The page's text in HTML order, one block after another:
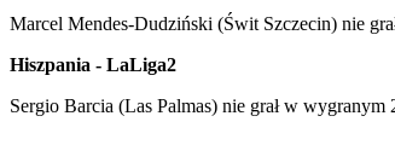
Marcel Mendes-Dudziński (Świt Szczecin) nie
Hiszpania - LaLiga2
Sergio Barcia (Las Palmas) nie grał w